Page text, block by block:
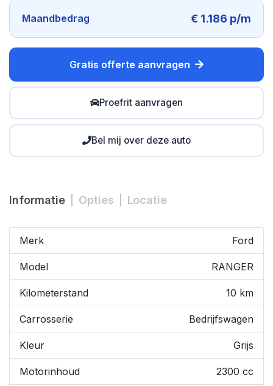
Maandbedrag € 1.186 p/m
Gratis offerte aanvragen
Proefrit aanvragen
Bel mij over deze auto
Informatie Opties Locatie
Merk Ford
Model RANGER
Kilometerstand 10 km
Carrosserie Bedrijfswagen
Kleur Grijs
Motorinhoud 2300 cc